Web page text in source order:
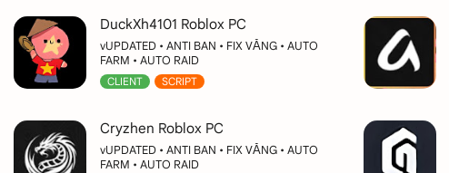
DuckXh4101 Roblox PC
vUPDATED • ANTI BAN • FIX VĂNG • AUTO
FARM • AUTO RAID
CLIENT SCRIPT
Cryzhen Roblox PC
vUPDATED • ANTI BAN • FIX VĂNG • AUTO
FARM • AUTO RAID